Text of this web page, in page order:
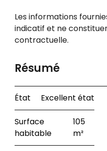
Les informations
indicatif et ne
contractuelle.
Résumé
État Excellent état
Surface
habitable
105
m²